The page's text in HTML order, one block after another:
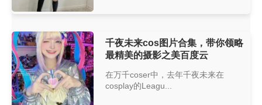
千夜未来cos图片合集，带你领略
最精美的摄影之美百度云
在万千coser中，去年千夜未来在
cosplay的Leagu...